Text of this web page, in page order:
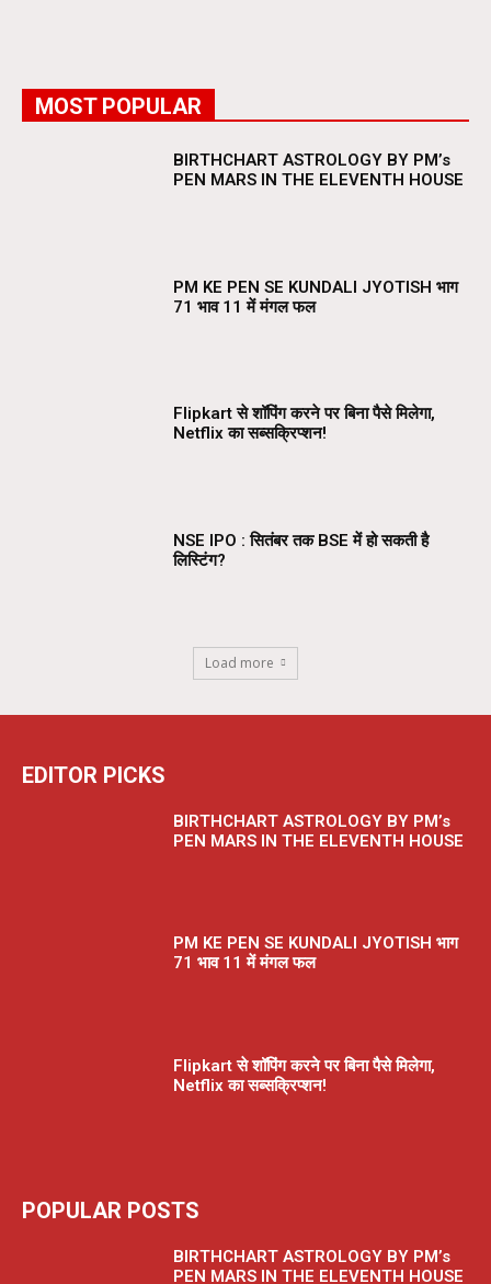
MOST POPULAR
BIRTHCHART ASTROLOGY BY PM’s
PEN MARS IN THE ELEVENTH HOUSE
PM KE PEN SE KUNDALI JYOTISH भाग
71 भाव 11 में मंगल फल
Flipkart से शॉपिंग करने पर बिना पैसे मिलेगा,
Netflix का सब्सक्रिप्शन!
NSE IPO : सितंबर तक BSE में हो सकती है
लिस्टिंग?
Load more
EDITOR PICKS
BIRTHCHART ASTROLOGY BY PM’s
PEN MARS IN THE ELEVENTH HOUSE
PM KE PEN SE KUNDALI JYOTISH भाग
71 भाव 11 में मंगल फल
Flipkart से शॉपिंग करने पर बिना पैसे मिलेगा,
Netflix का सब्सक्रिप्शन!
POPULAR POSTS
BIRTHCHART ASTROLOGY BY PM’s
PEN MARS IN THE ELEVENTH HOUSE